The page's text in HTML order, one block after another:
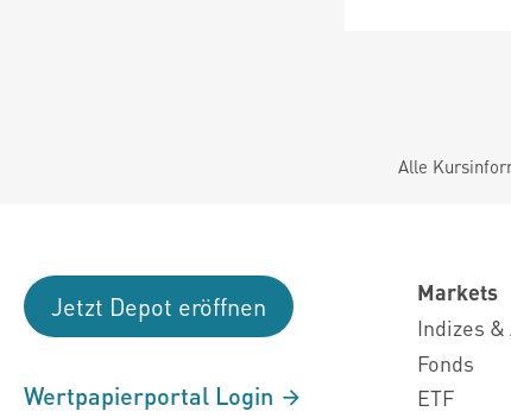
Alle
Jetzt Depot eröffnen
Wertpapierportal Login
Markets
Indizes
Fonds
ETF